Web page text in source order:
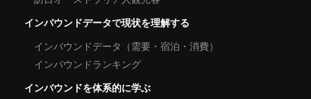
インバウンドデータで現状を理解する
インバウンドデータ（需要・宿泊・消費）
インバウンドランキング
インバウンドを体系的に学ぶ